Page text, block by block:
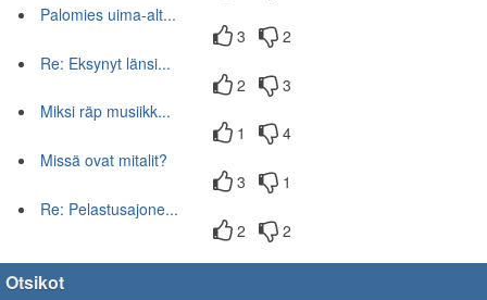
Palomies uima-alt...
3
2
Re: Eksynyt länsi...
2
3
Miksi räp musiikk...
1
4
Missä ovat mitalit?
3
1
Re: Pelastusajone...
2
2
Otsikot